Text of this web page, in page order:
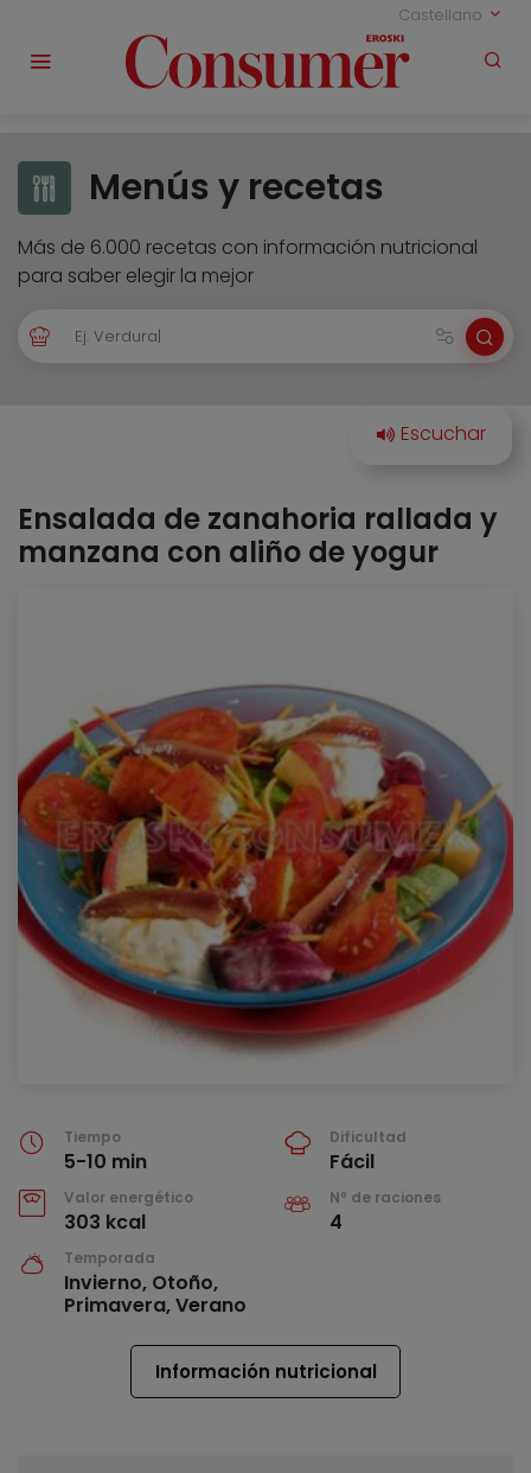
Castellano
Menús y recetas
Más de 6.000 recetas con información nutricional
para saber elegir la mejor
Ensalada de zanahoria rallada y
manzana con aliño de yogur
Tiempo
5-10 min
Dificultad
Fácil
Valor energético
303 kcal
Nº de raciones
4
Temporada
Invierno, Otoño,
Primavera, Verano
Información nutricional